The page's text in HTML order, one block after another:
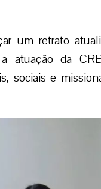
um retrato
atuação da
sociais e